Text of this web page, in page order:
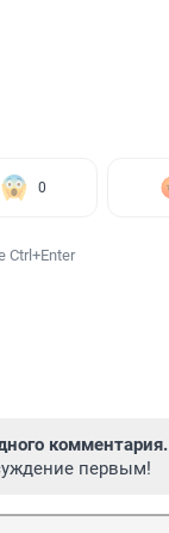
0
Ctrl+Enter
комментария.
первым!